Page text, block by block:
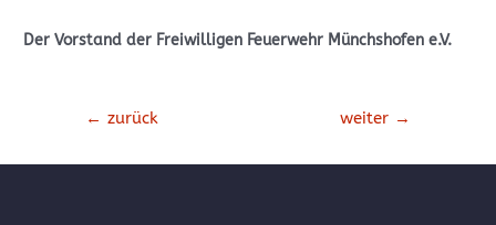
Der Vorstand der Freiwilligen Feuerwehr Münchshofen e.V.
Beitrags-
← zurück weiter →